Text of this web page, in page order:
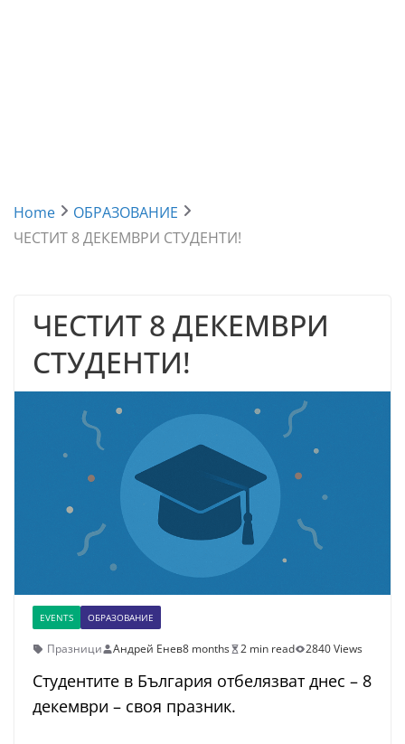
Home
ОБРАЗОВАНИЕ
ЧЕСТИТ 8 ДЕКЕМВРИ СТУДЕНТИ!
ЧЕСТИТ 8 ДЕКЕМВРИ
СТУДЕНТИ!
EVENTS ОБРАЗОВАНИЕ
Празници Андрей Енев8 months 2 min read 2840 Views
Студентите в България отбелязват днес – 8
декември – своя празник.